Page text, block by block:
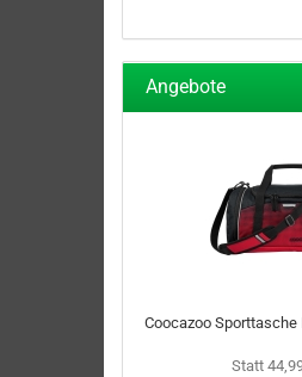
Angebote
Coocazoo Sporttasche
Statt